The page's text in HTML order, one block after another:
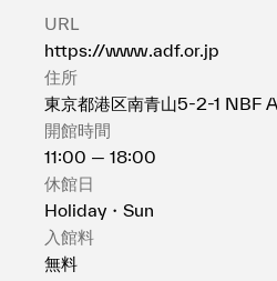
URL
https://www.adf.or.jp
住所
東京都港区南青山5-2-1 NBF
開館時間
11:00 — 18:00
休館日
Holiday・Sun
入館料
無料